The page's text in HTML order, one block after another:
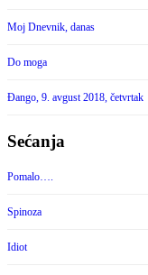
Moj Dnevnik, danas
Do moga
Đango, 9. avgust 2018, četvrtak
Sećanja
Pomalo….
Spinoza
Idiot